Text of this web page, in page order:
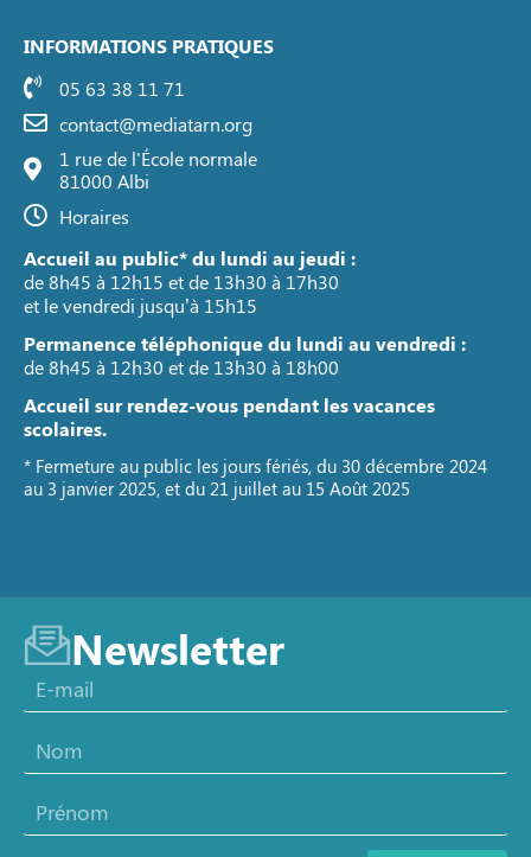
INFORMATIONS PRATIQUES
05 63 38 11 71
contact@mediatarn.org
1 rue de l'École normale
81000 Albi
Horaires
Accueil au public* du lundi au jeudi :
de 8h45 à 12h15 et de 13h30 à 17h30
et le vendredi jusqu’à 15h15
Permanence téléphonique du lundi au vendredi :
de 8h45 à 12h30 et de 13h30 à 18h00
Accueil sur rendez-vous pendant les vacances
scolaires.
* Fermeture au public les jours fériés, du 30 décembre 2024
au 3 janvier 2025, et du 21 juillet au 15 Août 2025
Newsletter